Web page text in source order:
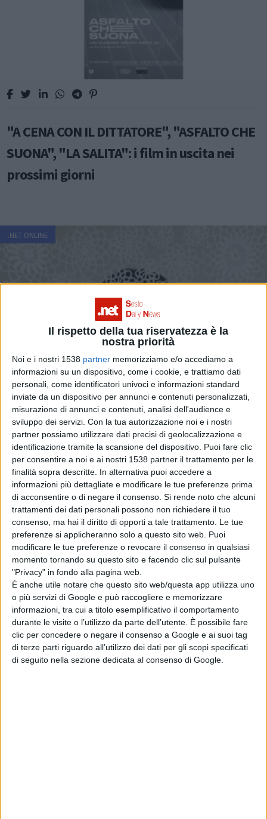
Il rispetto della tua riservatezza è la
nostra priorità
Noi e i nostri 1538 partner memorizziamo e/o accediamo a
informazioni su un dispositivo, come i cookie, e trattiamo dati
personali, come identificatori univoci e informazioni standard
inviate da un dispositivo per annunci e contenuti personalizzati,
misurazione di annunci e contenuti, analisi dell'audience e
sviluppo dei servizi. Con la tua autorizzazione noi e i nostri
partner possiamo utilizzare dati precisi di geolocalizzazione e
identificazione tramite la scansione del dispositivo. Puoi fare clic
per consentire a noi e ai nostri 1538 partner il trattamento per le
finalità sopra descritte. In alternativa puoi accedere a
informazioni più dettagliate e modificare le tue preferenze prima
di acconsentire o di negare il consenso. Si rende noto che alcuni
trattamenti dei dati personali possono non richiedere il tuo
consenso, ma hai il diritto di opporti a tale trattamento. Le tue
preferenze si applicheranno solo a questo sito web. Puoi
modificare le tue preferenze o revocare il consenso in qualsiasi
momento tornando su questo sito e facendo clic sul pulsante
"Privacy" in fondo alla pagina web.
È anche utile notare che questo sito web/questa app utilizza uno
o più servizi di Google e può raccogliere e memorizzare
informazioni, tra cui a titolo esemplificativo il comportamento
durante le visite o l’utilizzo da parte dell’utente. È possibile fare
clic per concedere o negare il consenso a Google e ai suoi tag
di terze parti riguardo all’utilizzo dei dati per gli scopi specificati
di seguito nella sezione dedicata al consenso di Google.
"A CENA CON IL DITTATORE", "ASFALTO CHE
SUONA", "LA SALITA": i film in uscita nei
prossimi giorni
.NET ONLINE
CAROLINA BUBBICO: il nuovo disco è Vocàlia
.NET ONLINE